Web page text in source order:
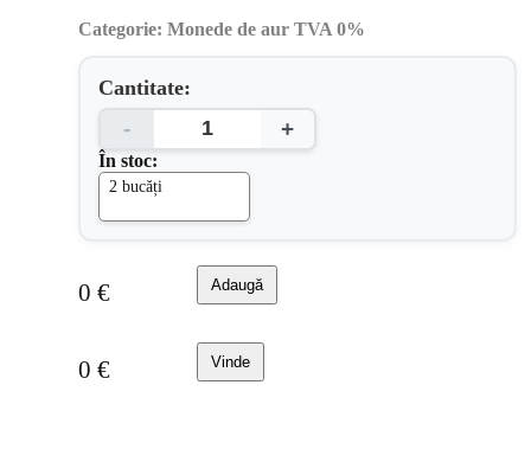
Categorie: Monede de aur TVA 0%
Cantitate:
- +
În stoc:
2 bucăți
0 € Adaugă
0 € Vinde